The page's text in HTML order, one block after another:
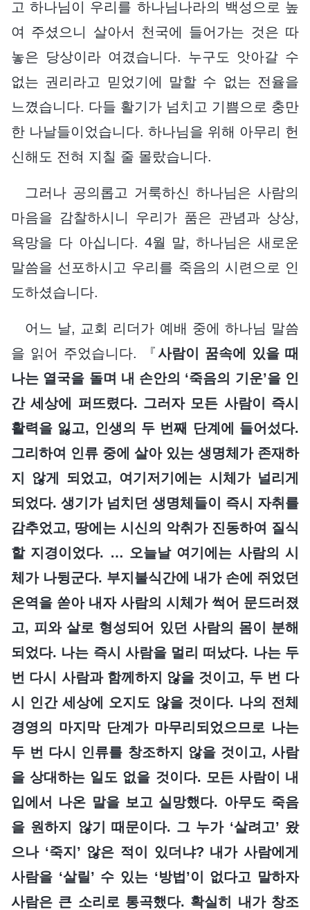
고 하나님이 우리를 하나님나라의 백성으로 높
여 주셨으니 살아서 천국에 들어가는 것은 따
놓은 당상이라 여겼습니다. 누구도 앗아갈 수
없는 권리라고 믿었기에 말할 수 없는 전율을
느꼈습니다. 다들 활기가 넘치고 기쁨으로 충만
한 나날들이었습니다. 하나님을 위해 아무리 헌
신해도 전혀 지칠 줄 몰랐습니다.
그러나 공의롭고 거룩하신 하나님은 사람의
마음을 감찰하시니 우리가 품은 관념과 상상,
욕망을 다 아십니다. 4월 말, 하나님은 새로운
말씀을 선포하시고 우리를 죽음의 시련으로 인
도하셨습니다.
어느 날, 교회 리더가 예배 중에 하나님 말씀
을 읽어 주었습니다. 『 사람이 꿈속에 있을 때
나는 열국을 돌며 내 손안의 ‘죽음의 기운’을 인
간 세상에 퍼뜨렸다. 그러자 모든 사람이 즉시
활력을 잃고, 인생의 두 번째 단계에 들어섰다.
그리하여 인류 중에 살아 있는 생명체가 존재하
지 않게 되었고, 여기저기에는 시체가 널리게
되었다. 생기가 넘치던 생명체들이 즉시 자취를
감추었고, 땅에는 시신의 악취가 진동하여 질식
할 지경이었다. … 오늘날 여기에는 사람의 시
체가 나뒹군다. 부지불식간에 내가 손에 쥐었던
온역을 쏟아 내자 사람의 시체가 썩어 문드러졌
고, 피와 살로 형성되어 있던 사람의 몸이 분해
되었다. 나는 즉시 사람을 멀리 떠났다. 나는 두
번 다시 사람과 함께하지 않을 것이고, 두 번 다
시 인간 세상에 오지도 않을 것이다. 나의 전체
경영의 마지막 단계가 마무리되었으므로 나는
두 번 다시 인류를 창조하지 않을 것이고, 사람
을 상대하는 일도 없을 것이다. 모든 사람이 내
입에서 나온 말을 보고 실망했다. 아무도 죽음
을 원하지 않기 때문이다. 그 누가 ‘살려고’ 왔
으나 ‘죽지’ 않은 적이 있더냐? 내가 사람에게
사람을 ‘살릴’ 수 있는 ‘방법’이 없다고 말하자
사람은 큰 소리로 통곡했다. 확실히 내가 창조